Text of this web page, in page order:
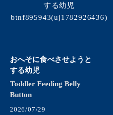
おへそに食べさせようと
する幼児
Toddler Feeding Belly
Button
2026/07/29